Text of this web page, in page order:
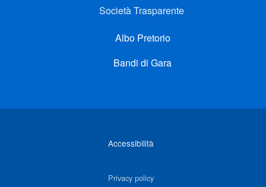
Società Trasparente
Albo Pretorio
Bandi di Gara
Accessibilità
Privacy policy